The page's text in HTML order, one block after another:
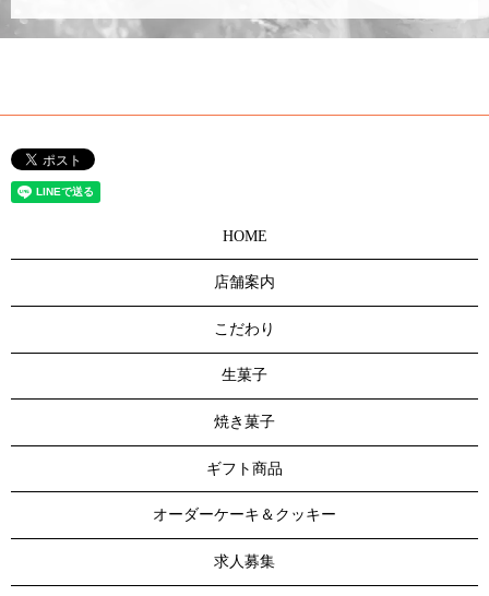
HOME
店舗案内
こだわり
生菓子
焼き菓子
ギフト商品
オーダーケーキ＆クッキー
求人募集